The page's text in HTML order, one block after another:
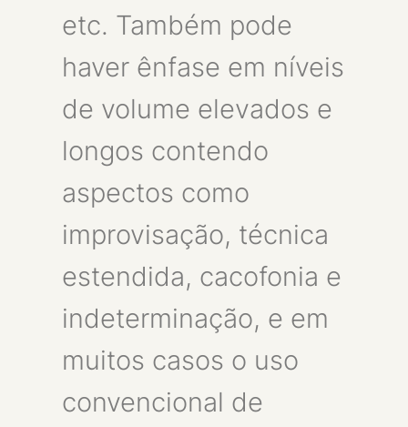
etc. Também pode
haver ênfase em níveis
de volume elevados e
longos contendo
aspectos como
improvisação, técnica
estendida, cacofonia e
indeterminação, e em
muitos casos o uso
convencional de